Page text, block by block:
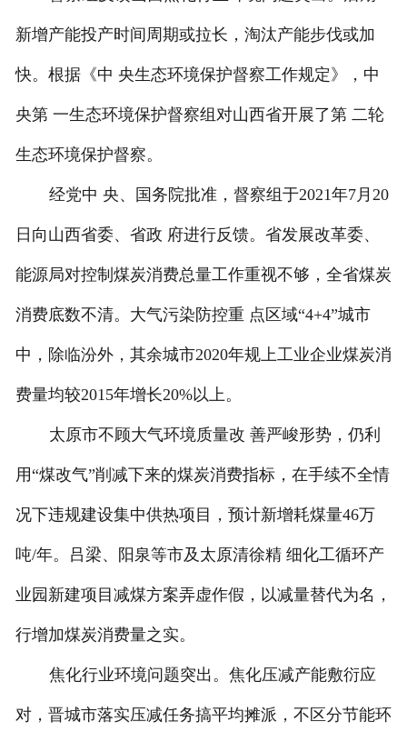
新增产能投产时间周期或拉长，淘汰产能步伐或加
快。根据《中 央生态环境保护督察工作规定》，中
央第 一生态环境保护督察组对山西省开展了第 二轮
生态环境保护督察。
经党中 央、国务院批准，督察组于2021年7月20
日向山西省委、省政 府进行反馈。省发展改革委、
能源局对控制煤炭消费总量工作重视不够，全省煤炭
消费底数不清。大气污染防控重 点区域“4+4”城市
中，除临汾外，其余城市2020年规上工业企业煤炭消
费量均较2015年增长20%以上。
太原市不顾大气环境质量改 善严峻形势，仍利
用“煤改气”削减下来的煤炭消费指标，在手续不全情
况下违规建设集中供热项目，预计新增耗煤量46万
吨/年。吕梁、阳泉等市及太原清徐精 细化工循环产
业园新建项目减煤方案弄虚作假，以减量替代为名，
行增加煤炭消费量之实。
焦化行业环境问题突出。焦化压减产能敷衍应
对，晋城市落实压减任务搞平均摊派，不区分节能环